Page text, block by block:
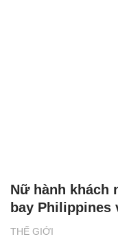
THẾ GIỚI
Nữ hành khách
bay Philippines